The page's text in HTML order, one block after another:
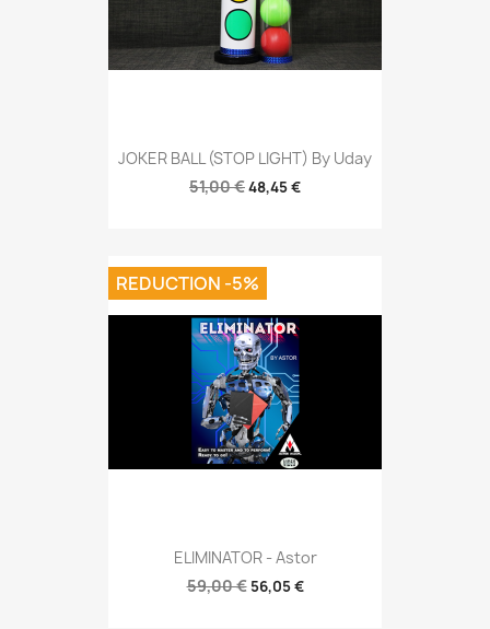
JOKER BALL (STOP LIGHT) By Uday
51,00 €48,45 €
ELIMINATOR - Astor
59,00 € 56,05 €
REDUCTION -5%